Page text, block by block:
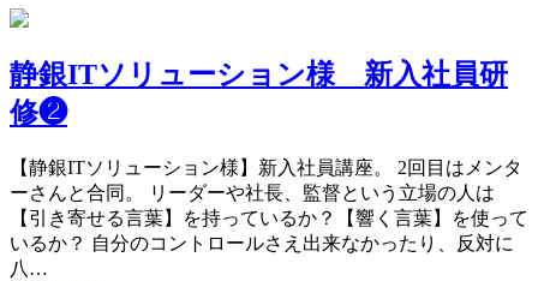
静銀ITソリューション様 新入社員研
修❷
【静銀ITソリューション様】新入社員講座。 2回目はメンタ
ーさんと合同。 リーダーや社長、監督という立場の人は
【引き寄せる言葉】を持っているか？【響く言葉】を使って
いるか？ 自分のコントロールさえ出来なかったり、反対に
八…